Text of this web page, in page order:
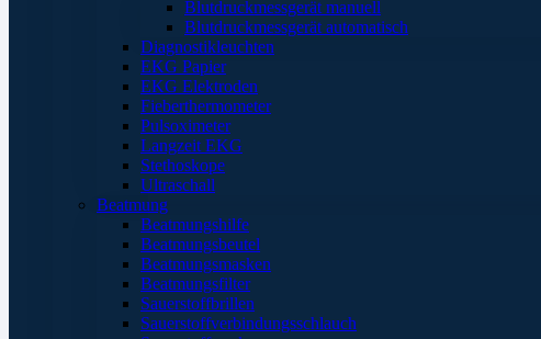
Blutdruckmessgerät manuell
Blutdruckmessgerät automatisch
Diagnostikleuchten
EKG Papier
EKG Elektroden
Fieberthermometer
Pulsoximeter
Langzeit EKG
Stethoskope
Ultraschall
Beatmung
Beatmungshilfe
Beatmungsbeutel
Beatmungsmasken
Beatmungsfilter
Sauerstoffbrillen
Sauerstoffverbindungsschlauch